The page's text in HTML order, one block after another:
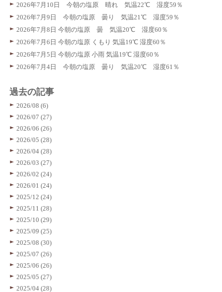
2026年7月10日 今朝の塩原 晴れ 気温22℃ 湿度59％
2026年7月9日 今朝の塩原 曇り 気温21℃ 湿度59％
2026年7月8日 今朝の塩原 曇 気温20℃ 湿度60％
2026年7月6日 今朝の塩原 くもり 気温19℃ 湿度60％
2026年7月5日 今朝の塩原 小雨 気温19℃ 湿度60％
2026年7月4日 今朝の塩原 曇り 気温20℃ 湿度61％
過去の記事
2026/08 (6)
2026/07 (27)
2026/06 (26)
2026/05 (28)
2026/04 (28)
2026/03 (27)
2026/02 (24)
2026/01 (24)
2025/12 (24)
2025/11 (28)
2025/10 (29)
2025/09 (25)
2025/08 (30)
2025/07 (26)
2025/06 (26)
2025/05 (27)
2025/04 (28)